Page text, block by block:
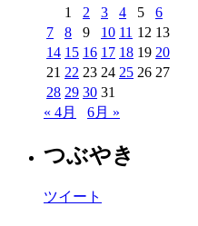
1
2 3 4 5
6
7
8 9 10 11 12 13
14 15 16 17 18 19 20
21 22 23 24 25 26 27
28 29 30 31
« 4月
6月 »
つぶやき
ツイート